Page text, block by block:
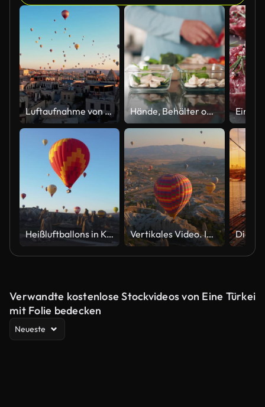
Luftaufnahme von bunten Heißluftballons in Kappadokien, Türkei, fliegen am Himmel über einem Bergtal bei sommerlichem Sonnenaufgang. Die leuchtenden Ballons steigen anmutig über das Tal, Göreme. Hände, Behälter oder Verpackung von Lebensmitteln zum Kochen von Salat, Meal Prep oder veganer Ernährung in der Küche. Gesundes Gemüse, Haus- oder Brotdose zur Aufbewahrung, natürliche Zutaten oder Person mit Bio-Pilzen aus nächster Nähe
Heißluftballons in Kappadokien, Türkei Vertikales Video. In diesem Luftbild wird der Himmel über Kappadokien in der Türkei mit einem Kaleidoskop von Heißluftballons zum Leben erweckt. Vor der Kulisse der ikonischen Täler, Felsen und Felder der Region entfaltet sich dieses faszinierende Scha
Verwandte kostenlose Stockvideos von Eine Türkei
mit Folie bedecken
Neueste